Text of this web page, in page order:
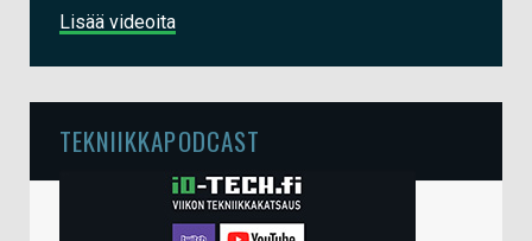
Lisää videoita
TEKNIIKKAPODCAST